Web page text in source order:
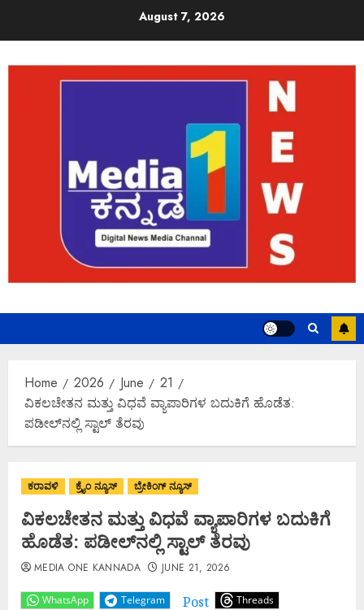
August 7, 2026
Home 2026 June
21
ವಿಕಲಚೇತನ ಮತ್ತು ವಿಧವೆ ವ್ಯಾಪಾರಿಗಳ ಬದುಕಿಗೆ ಹೊಡೆತ:
ಪಡೀಲ್‌ನಲ್ಲಿ ಸ್ಟಾಲ್ ತೆರವು
ಕರಾವಳಿ ಕ್ರೈಂ ನ್ಯೂಸ್ ಬ್ರೇಕಿಂಗ್ ನ್ಯೂಸ್
ವಿಕಲಚೇತನ ಮತ್ತು ವಿಧವೆ ವ್ಯಾಪಾರಿಗಳ ಬದುಕಿಗೆ
ಹೊಡೆತ: ಪಡೀಲ್‌ನಲ್ಲಿ ಸ್ಟಾಲ್ ತೆರವು
WhatsApp Telegram Post Threads
MEDIA ONE KANNADA JUNE 21, 2026